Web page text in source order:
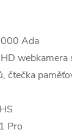
Ada
webkamera
čtečka
Pro